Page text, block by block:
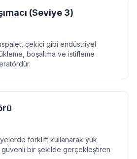
(Seviye 3)
çekici gibi endüstriyel
boşaltma ve istifleme
forklift kullanarak yük
bir şekilde gerçekleştiren